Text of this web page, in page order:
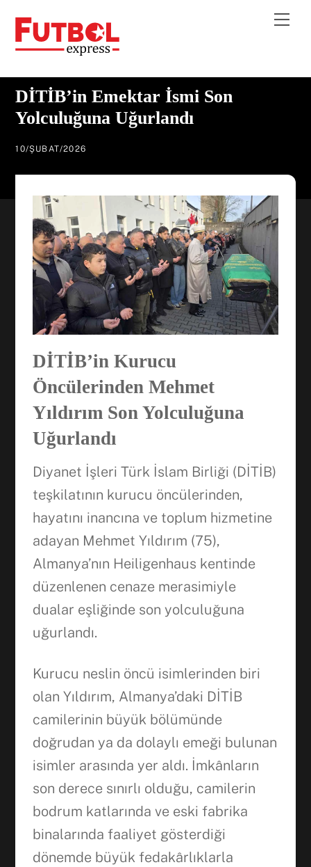
content
DİTİB’in Emektar İsmi Son
Yolculuğuna Uğurlandı
10/ŞUBAT/2026
DİTİB’in Kurucu
Öncülerinden Mehmet
Yıldırım Son Yolculuğuna
Uğurlandı
Diyanet İşleri Türk İslam Birliği (DİTİB)
teşkilatının kurucu öncülerinden,
hayatını inancına ve toplum hizmetine
adayan Mehmet Yıldırım (75),
Almanya’nın Heiligenhaus kentinde
düzenlenen cenaze merasimiyle
dualar eşliğinde son yolculuğuna
uğurlandı.
Kurucu neslin öncü isimlerinden biri
olan Yıldırım, Almanya’daki DİTİB
camilerinin büyük bölümünde
doğrudan ya da dolaylı emeği bulunan
isimler arasında yer aldı. İmkânların
son derece sınırlı olduğu, camilerin
bodrum katlarında ve eski fabrika
binalarında faaliyet gösterdiği
dönemde büyük fedakârlıklarla